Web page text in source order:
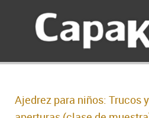
Ajedrez para niños: Trucos